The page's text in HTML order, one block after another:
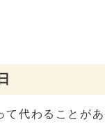
代わることがあ